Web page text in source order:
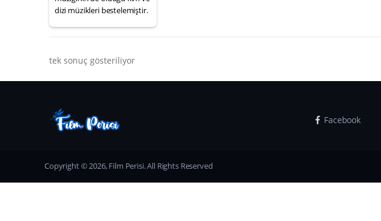
dizi müzikleri bestelemiştir.
tek sonuç gösteriliyor
Facebook
Copyright © 2026, Film Perisi. All Rights Reserved